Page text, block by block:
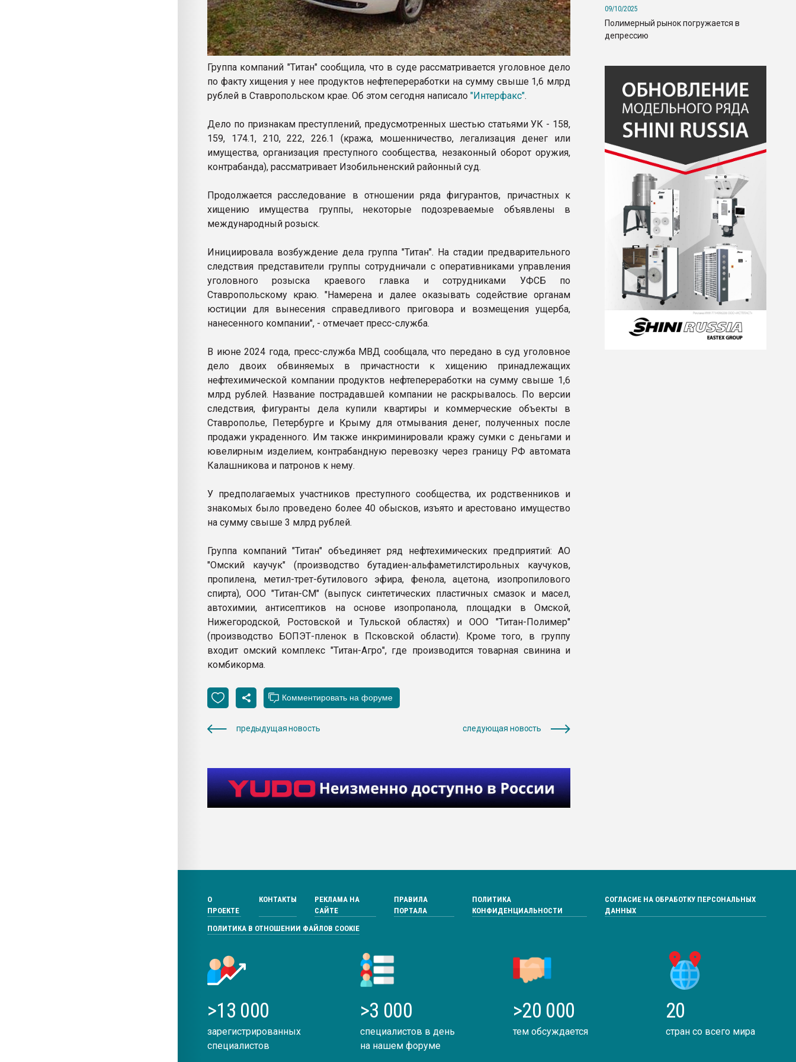
Группа компаний "Титан" сообщила, что в суде рассматривается уголовное дело
по факту хищения у нее продуктов нефтепереработки на сумму свыше 1,6 млрд
рублей в Ставропольском крае. Об этом сегодня написало "Интерфакс".
Дело по признакам преступлений, предусмотренных шестью статьями УК - 158,
159, 174.1, 210, 222, 226.1 (кража, мошенничество, легализация денег или
имущества, организация преступного сообщества, незаконный оборот оружия,
контрабанда), рассматривает Изобильненский районный суд.
Продолжается расследование в отношении ряда фигурантов, причастных к
хищению имущества группы, некоторые подозреваемые объявлены в
международный розыск.
Инициировала возбуждение дела группа "Титан". На стадии предварительного
следствия представители группы сотрудничали с оперативниками управления
уголовного розыска краевого главка и сотрудниками УФСБ по
Ставропольскому краю. "Намерена и далее оказывать содействие органам
юстиции для вынесения справедливого приговора и возмещения ущерба,
нанесенного компании", - отмечает пресс-служба.
В июне 2024 года, пресс-служба МВД сообщала, что передано в суд уголовное
дело двоих обвиняемых в причастности к хищению принадлежащих
нефтехимической компании продуктов нефтепереработки на сумму свыше 1,6
млрд рублей. Название пострадавшей компании не раскрывалось. По версии
следствия, фигуранты дела купили квартиры и коммерческие объекты в
Ставрополье, Петербурге и Крыму для отмывания денег, полученных после
продажи украденного. Им также инкриминировали кражу сумки с деньгами и
ювелирным изделием, контрабандную перевозку через границу РФ автомата
Калашникова и патронов к нему.
У предполагаемых участников преступного сообщества, их родственников и
знакомых было проведено более 40 обысков, изъято и арестовано имущество
на сумму свыше 3 млрд рублей.
Группа компаний "Титан" объединяет ряд нефтехимических предприятий: АО
"Омский каучук" (производство бутадиен-альфаметилстирольных каучуков,
пропилена, метил-трет-бутилового эфира, фенола, ацетона, изопропилового
спирта), ООО "Титан-СМ" (выпуск синтетических пластичных смазок и масел,
автохимии, антисептиков на основе изопропанола, площадки в Омской,
Нижегородской, Ростовской и Тульской областях) и ООО "Титан-Полимер"
(производство БОПЭТ-пленок в Псковской области). Кроме того, в группу
входит омский комплекс "Титан-Агро", где производится товарная свинина и
комбикорма.
предыдущая новость следующая новость
09/10/2025
Полимерный рынок погружается в
депрессию
О
ПРОЕКТЕ
КОНТАКТЫ
РЕКЛАМА НА
САЙТЕ
ПРАВИЛА
ПОРТАЛА
ПОЛИТИКА
КОНФИДЕНЦИАЛЬНОСТИ
СОГЛАСИЕ НА ОБРАБОТКУ ПЕРСОНАЛЬНЫХ
ДАННЫХ
ПОЛИТИКА В ОТНОШЕНИИ ФАЙЛОВ COOKIE
>13 000
зарегистрированных
специалистов
>3 000
специалистов в день
на нашем форуме
>20 000
тем обсуждается
20
стран со всего мира